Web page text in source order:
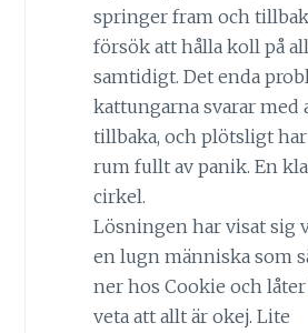
springer fram och
försök att hålla koll på
samtidigt. Det enda
kattungarna svarar med
tillbaka, och plötsligt
rum fullt av panik. En
cirkel.
Lösningen har visat sig
en lugn människa som
ner hos Cookie och
veta att allt är okej. Lite